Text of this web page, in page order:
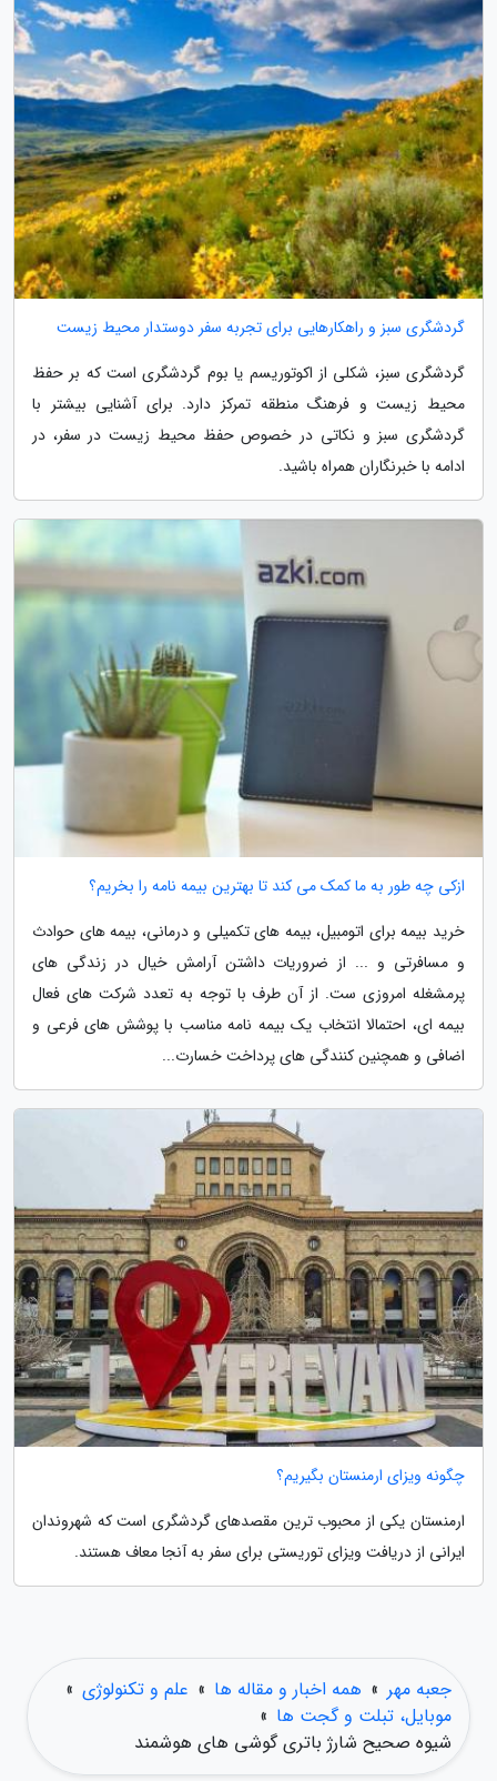
گردشگری سبز و راهکارهایی برای تجربه سفر دوستدار محیط زیست
گردشگری سبز، شکلی از اکوتوریسم یا بوم گردشگری است که بر حفظ
محیط زیست و فرهنگ منطقه تمرکز دارد. برای آشنایی بیشتر با
گردشگری سبز و نکاتی در خصوص حفظ محیط زیست در سفر، در
ادامه با خبرنگاران همراه باشید.
ازکی چه طور به ما کمک می کند تا بهترین بیمه نامه را بخریم؟
خرید بیمه برای اتومبیل، بیمه های تکمیلی و درمانی، بیمه های حوادث
و مسافرتی و ... از ضروریات داشتن آرامش خیال در زندگی های
پرمشغله امروزی ست. از آن طرف با توجه به تعدد شرکت های فعال
بیمه ای، احتمالا انتخاب یک بیمه نامه مناسب با پوشش های فرعی و
اضافی و همچنین کنندگی های پرداخت خسارت...
چگونه ویزای ارمنستان بگیریم؟
ارمنستان یکی از محبوب ترین مقصدهای گردشگری است که شهروندان
ایرانی از دریافت ویزای توریستی برای سفر به آنجا معاف هستند.
جعبه مهر » همه اخبار و مقاله ها » علم و تکنولوژی »
موبایل، تبلت و گجت ها »
شیوه صحیح شارژ باتری گوشی های هوشمند